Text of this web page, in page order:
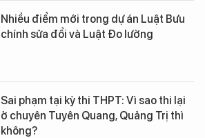
Nhiều điểm mới trong dự án Luật Bưu
chính sửa đổi và Luật Đo lường
Sai phạm tại kỳ thi THPT: Vì sao thi lại
ở chuyên Tuyên Quang, Quảng Trị thì
không?